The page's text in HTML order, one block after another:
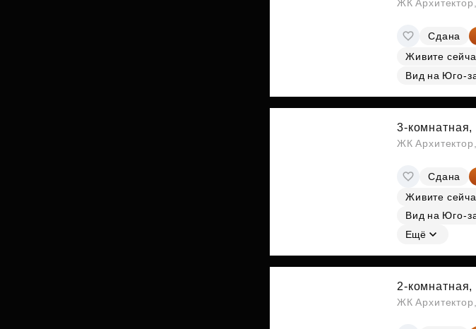
ЖК
Сдана
Живите
Вид на Юго-
3-комнатная,
ЖК
Сдана
Живите
Вид на Юго-
Ещё
2-комнатная,
ЖК